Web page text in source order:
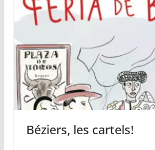
Béziers, les cartels!